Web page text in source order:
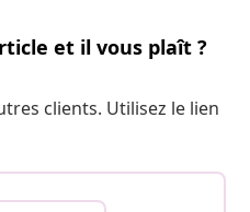
et il vous plaît ?
clients. Utilisez le lien